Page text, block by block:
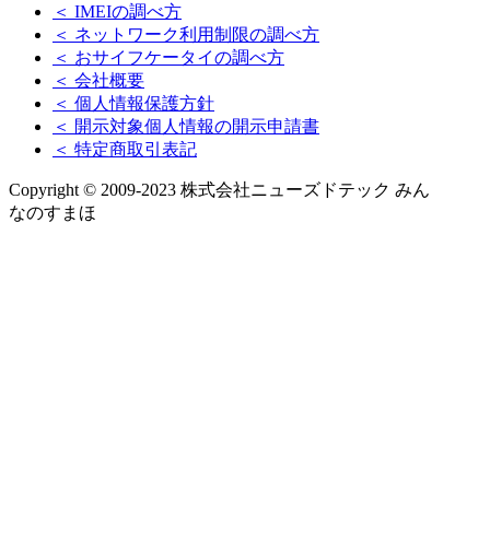
＜ IMEIの調べ方
＜ ネットワーク利用制限の調べ方
＜ おサイフケータイの調べ方
＜ 会社概要
＜ 個人情報保護方針
＜ 開示対象個人情報の開示申請書
＜ 特定商取引表記
Copyright © 2009-2023 株式会社ニューズドテック みん
なのすまほ